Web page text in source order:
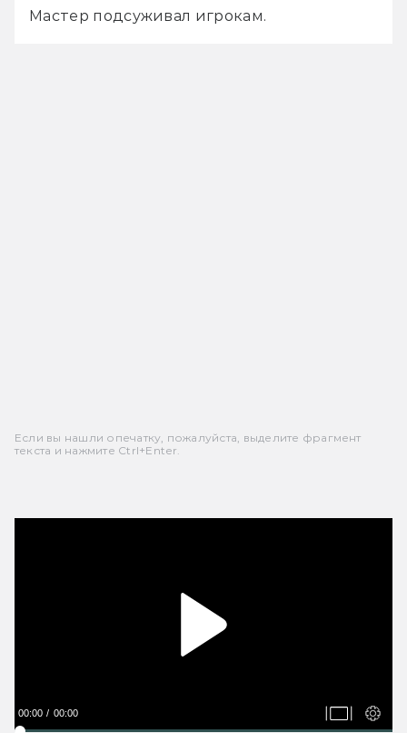
Мастер подсуживал игрокам.
Если вы нашли опечатку, пожалуйста, выделите фрагмент
текста и нажмите Ctrl+Enter.
00:00 00:00